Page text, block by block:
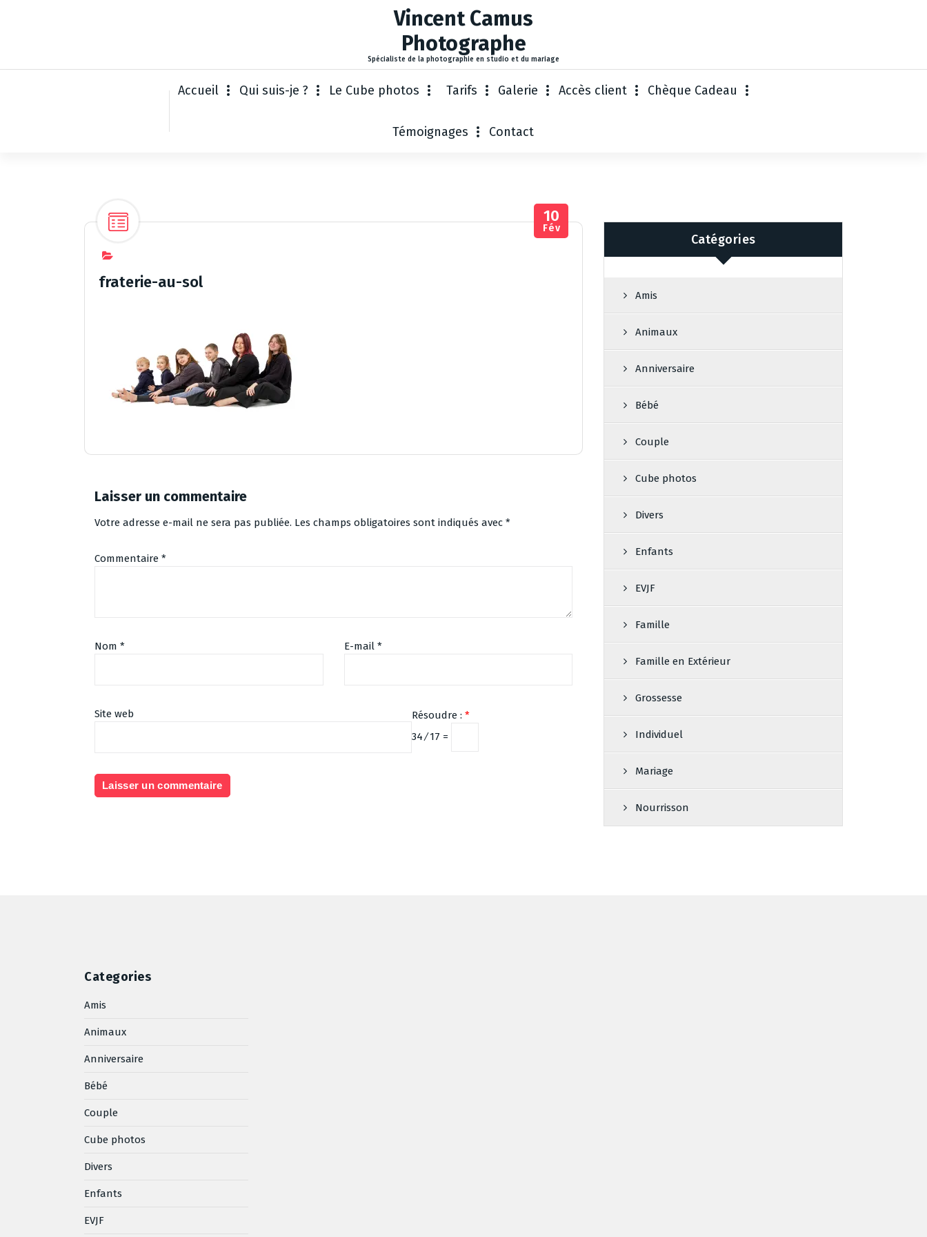
r
Vincent Camus
Photographe
Spécialiste de la photographie en studio et du mariage
Accueil Qui suis-je ? Le Cube photos Tarifs Galerie Accès client Chèque Cadeau
Témoignages Contact
10
Fév
fraterie-au-sol
Laisser un commentaire
Votre adresse e-mail ne sera pas publiée. Les champs obligatoires sont indiqués avec *
Commentaire *
Nom * E-mail *
Site web Résoudre : *
34 ⁄ 17 =
Catégories
Amis
Animaux
Anniversaire
Bébé
Couple
Cube photos
Divers
Enfants
EVJF
Famille
Famille en Extérieur
Grossesse
Individuel
Mariage
Nourrisson
Categories
Amis
Animaux
Anniversaire
Bébé
Couple
Cube photos
Divers
Enfants
EVJF